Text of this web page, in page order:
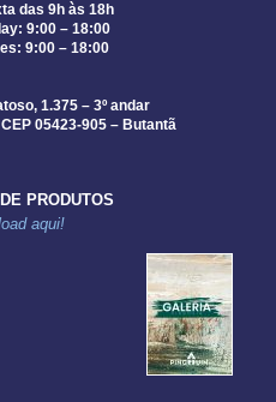
das 9h às 18h
9:00 – 18:00
9:00 – 18:00
1.375 – 3º andar
05423-905 – Butantã
PRODUTOS
aqui!